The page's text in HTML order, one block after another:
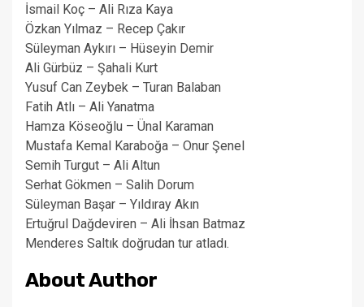
İsmail Koç – Ali Rıza Kaya
Özkan Yılmaz – Recep Çakır
Süleyman Aykırı – Hüseyin Demir
Ali Gürbüz – Şahali Kurt
Yusuf Can Zeybek – Turan Balaban
Fatih Atlı – Ali Yanatma
Hamza Köseoğlu – Ünal Karaman
Mustafa Kemal Karaboğa – Onur Şenel
Semih Turgut – Ali Altun
Serhat Gökmen – Salih Dorum
Süleyman Başar – Yıldıray Akın
Ertuğrul Dağdeviren – Ali İhsan Batmaz
Menderes Saltık doğrudan tur atladı.
About Author